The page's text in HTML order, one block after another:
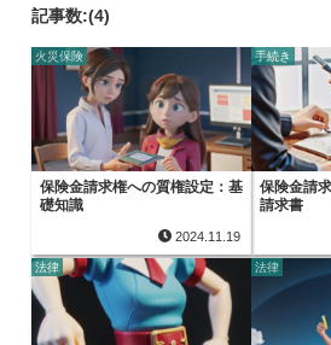
記事数:(4)
火災保険
保険金請求権への質権設定：基
礎知識
2024.11.19
手続き
保険金請
請求書
法律 法律